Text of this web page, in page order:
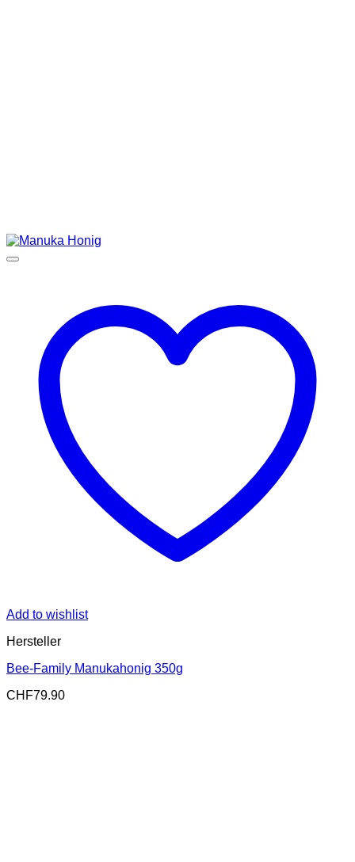
Add to wishlist
Hersteller
Bee-Family Manukahonig 350g
CHF79.90